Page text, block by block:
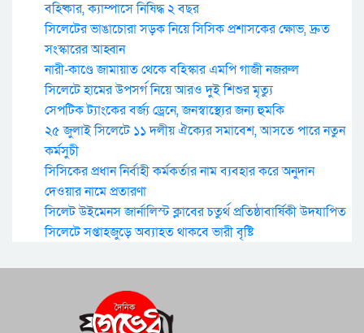
বহিষ্কার, ক্যাম্পাসে নিষিদ্ধ ২ বছর
সিলেটের ভাঙাচোরা সড়ক নিয়ে সিসিক প্রশাসকের ক্ষোভ, দ্রুত
সংস্কারের আহ্বান
নারী-কাণ্ডে জামায়াত থেকে বহিস্কার এমপি গাজী নজরুল
সিলেটে হামের উপসর্গ নিয়ে আরও দুই শিশুর মৃত্যু
সেপটিক ট্যাংকের বর্জ্য ড্রেনে, জনস্বাস্থ্যের জন্য হুমকি
২৫ জুলাই সিলেটে ১১ দলীয় ঐক্যের সমাবেশ, আসতে পারে নতুন
কর্মসুচী
সিসিকের প্রধান নির্বাহী কর্মকর্তার নাম ব্যবহার করে অনুদান
দেওয়ার নামে প্রতারণা
সিলেট উইমেনস জার্নালিস্ট ক্লাবের চতুর্থ প্রতিষ্ঠাবার্ষিকী উদযাপিত
সিলেটে সপ্তাহজুড়ে অব্যাহত থাকবে ভারী বৃষ্টি